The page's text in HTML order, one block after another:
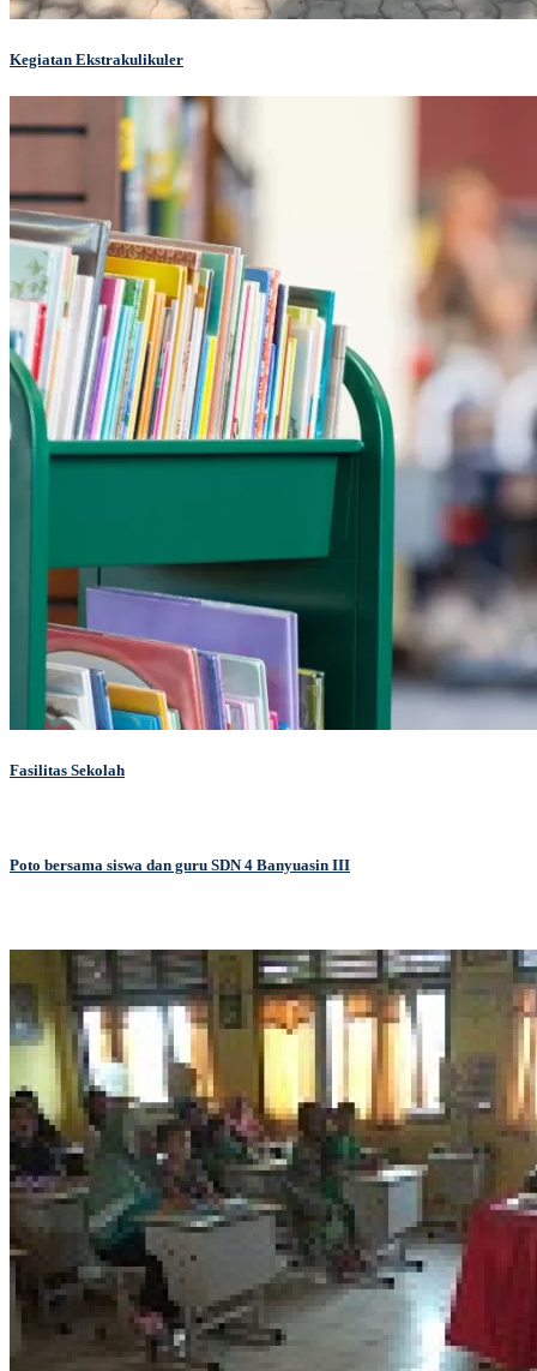
Kegiatan Ekstrakulikuler
Fasilitas Sekolah
Poto bersama siswa dan guru SDN 4 Banyuasin III